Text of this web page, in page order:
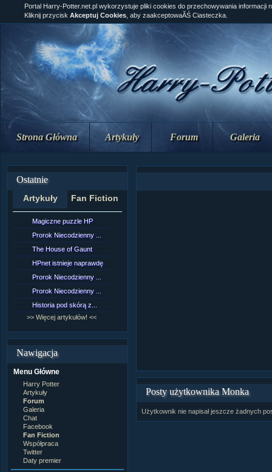
Strona Główna Artykuły Forum Galeria
Ostatnie
Artykuły Fan Fiction
Magiczne puzzle HP
Prorok Niecodzienny ...
The House of Gaunt
HPnet istnieje naprawdę
Prorok Niecodzienny ...
Prorok Niecodzienny ...
Historia pod skórą z...
>> Więcej artykułów! <<
Nawigacja
Menu Główne
Harry Potter
Artykuły
Forum
Galeria
Chat
Facebook
Fan Fiction
Współpraca
Twitter
Daty premier
Portal Harry-Potter.net.pl wykorzystuje pliki cookies do przechowywania informacji
Kliknij przycisk Akceptuj Cookies , aby zaakceptowaĂŚ Ciasteczka.
Posty użytkownika Monka
Użytkownik nie napisał jeszcze żadnych